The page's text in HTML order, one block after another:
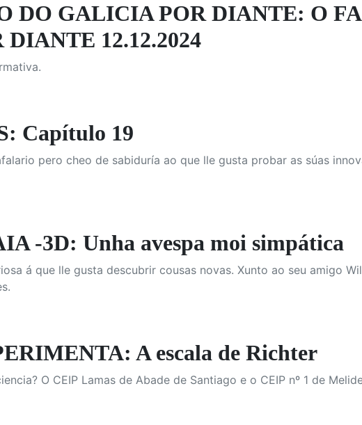
DO GALICIA POR DIANTE: O
12.12.2024
Capítulo 19
pero cheo de sabiduría ao que lle gusta probar as súas
-3D: Unha avespa moi simpática
á que lle gusta descubrir cousas novas. Xunto ao seu amigo
A escala de Richter
O CEIP Lamas de Abade de Santiago e o CEIP nº 1 de